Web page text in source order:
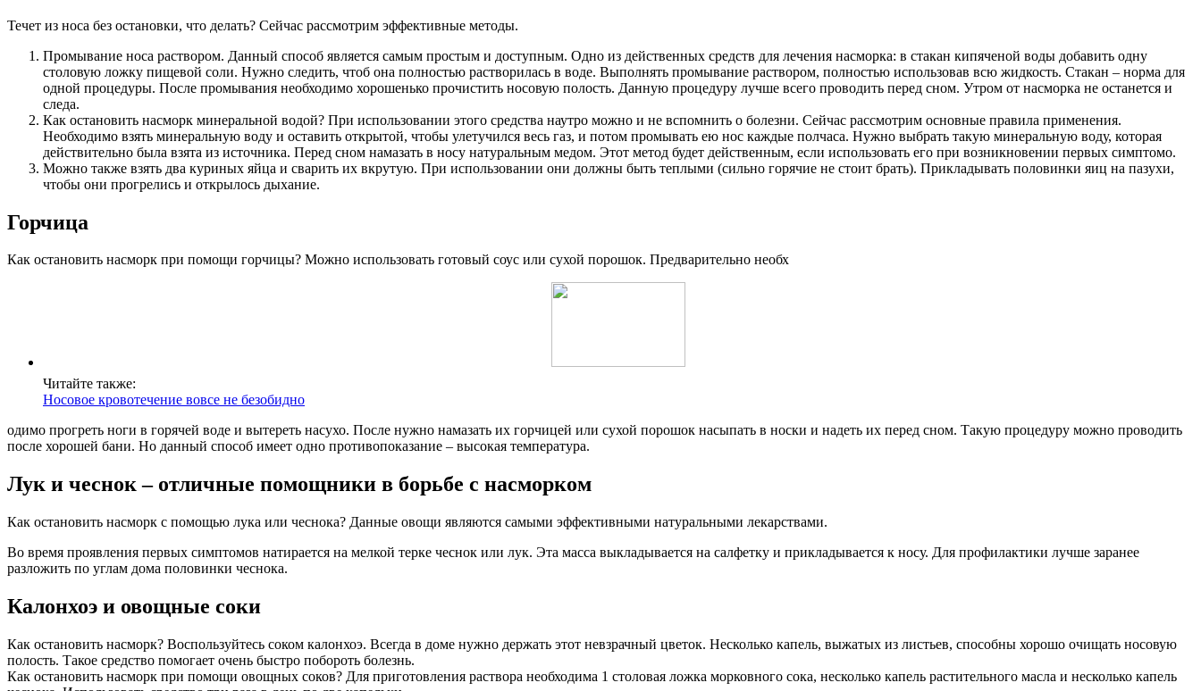
Течет из носа без остановки, что делать? Сейчас рассмотрим эффективные методы.
Промывание носа раствором. Данный способ является самым простым и доступным. Одно из действенных средств для лечения насморка: в стакан кипяченой воды добавить одну
столовую ложку пищевой соли. Нужно следить, чтоб она полностью растворилась в воде. Выполнять промывание раствором, полностью использовав всю жидкость. Стакан – норма для
одной процедуры. После промывания необходимо хорошенько прочистить носовую полость. Данную процедуру лучше всего проводить перед сном. Утром от насморка не останется и
следа.
Как остановить насморк минеральной водой? При использовании этого средства наутро можно и не вспомнить о болезни. Сейчас рассмотрим основные правила применения.
Необходимо взять минеральную воду и оставить открытой, чтобы улетучился весь газ, и потом промывать ею нос каждые полчаса. Нужно выбрать такую минеральную воду, которая
действительно была взята из источника. Перед сном намазать в носу натуральным медом. Этот метод будет действенным, если использовать его при возникновении первых симптомо.
Можно также взять два куриных яйца и сварить их вкрутую. При использовании они должны быть теплыми (сильно горячие не стоит брать). Прикладывать половинки яиц на пазухи,
чтобы они прогрелись и открылось дыхание.
Горчица
Как остановить насморк при помощи горчицы? Можно использовать готовый соус или сухой порошок. Предварительно необх
Читайте также:
Носовое кровотечение вовсе не безобидно
одимо прогреть ноги в горячей воде и вытереть насухо. После нужно намазать их горчицей или сухой порошок насыпать в носки и надеть их перед сном. Такую процедуру можно проводить
после хорошей бани. Но данный способ имеет одно противопоказание – высокая температура.
Лук и чеснок – отличные помощники в борьбе с насморком
Как остановить насморк с помощью лука или чеснока? Данные овощи являются самыми эффективными натуральными лекарствами.
Во время проявления первых симптомов натирается на мелкой терке чеснок или лук. Эта масса выкладывается на салфетку и прикладывается к носу. Для профилактики лучше заранее
разложить по углам дома половинки чеснока.
Калонхоэ и овощные соки
Как остановить насморк? Воспользуйтесь соком калонхоэ. Всегда в доме нужно держать этот невзрачный цветок. Несколько капель, выжатых из листьев, способны хорошо очищать носовую
полость. Такое средство помогает очень быстро побороть болезнь.
Как остановить насморк при помощи овощных соков? Для приготовления раствора необходима 1 столовая ложка морковного сока, несколько капель растительного масла и несколько капель